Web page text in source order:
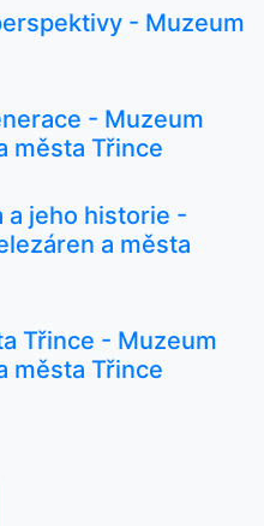
- Muzeum
- Muzeum
města Třince
a jeho historie -
a města
Třince - Muzeum
města Třince